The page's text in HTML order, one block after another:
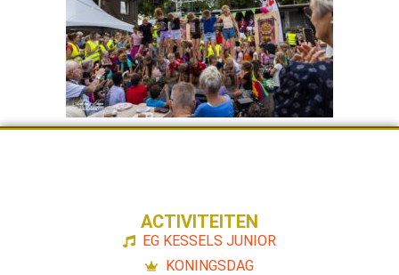
ACTIVITEITEN
EG KESSELS JUNIOR
KONINGSDAG